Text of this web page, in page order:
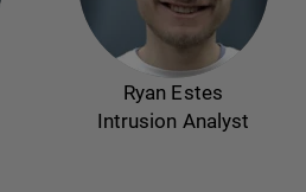
Ryan Estes
Intrusion Analyst